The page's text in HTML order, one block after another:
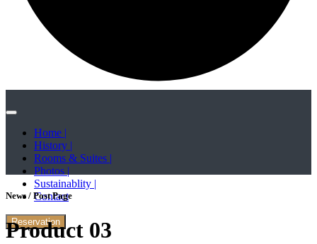
Home |
History |
Rooms & Suites |
Photos |
Sustainablity |
Contact
Reservation
News / Post Page
Product 03